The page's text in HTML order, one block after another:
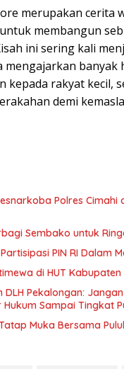
merupakan cerita
membangun
ini sering kali
kepada rakyat kecil,
demi
Polres
Sembako untuk
PIN RI Dalam
di HUT Kabupaten
DLH Pekalongan:
Sampai Tingkat
Muka Bersama